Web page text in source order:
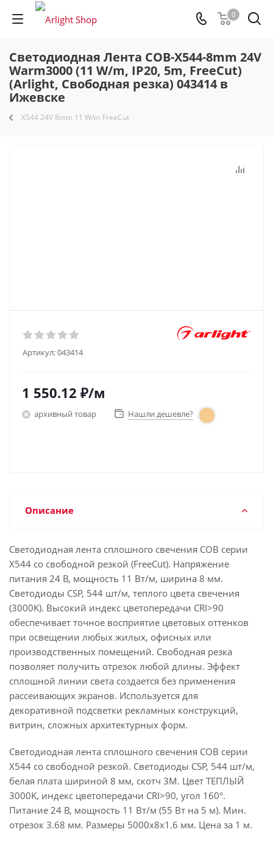
0
Светодиодная Лента COB-X544-8mm 24V
Warm3000 (11 W/m, IP20, 5m, FreeCut)
(Arlight, Свободная резка) 043414 в
Ижевске
X544 24V 8mm 11 W/m FreeCut
Артикул:043414
1 550.12 ₽/м
архивный товар Нашли дешевле?
Описание
Светодиодная лента сплошного свечения COB серии
X544 со свободной резкой (FreeCut). Напряжение
питания 24 В, мощность 11 Вт/м, ширина 8 мм.
Светодиоды CSP, 544 шт/м, теплого цвета свечения
(3000K). Высокий индекс цветопередачи CRI>90
обеспечивает точное восприятие цветовых оттенков
при освещении любых жилых, офисных или
производственных помещений. Свободная резка
позволяет получить отрезок любой длины. Эффект
сплошной линии света создается без применения
рассеивающих экранов. Используется для
декоративной подсветки рекламных конструкций,
витрин, сложных архитектурных форм.
Светодиодная лента сплошного свечения COB серии
X544 со свободной резкой. Светодиоды CSP, 544 шт/м,
белая плата шириной 8 мм, скотч 3M. Цвет ТЕПЛЫЙ
3000K, индекс цветопередачи CRI>90, угол 160°.
Питание 24 В, мощность 11 Вт/м (55 Вт на 5 м). Мин.
отрезок 3.68 мм. Размеры 5000х8х1.6 мм. Цена за 1 м.